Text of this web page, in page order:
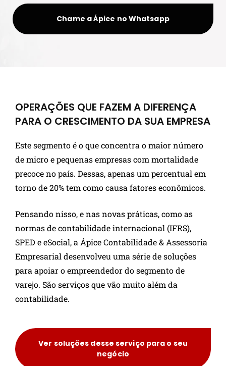
Chame a Ápice no Whatsapp
OPERAÇÕES QUE FAZEM A DIFERENÇA
PARA O CRESCIMENTO DA SUA EMPRESA
Este segmento é o que concentra o maior número
de micro e pequenas empresas com mortalidade
precoce no país. Dessas, apenas um percentual em
torno de 20% tem como causa fatores econômicos.
Pensando nisso, e nas novas práticas, como as
normas de contabilidade internacional (IFRS),
SPED e eSocial, a Ápice Contabilidade & Assessoria
Empresarial desenvolveu uma série de soluções
para apoiar o empreendedor do segmento de
varejo. São serviços que vão muito além da
contabilidade.
Ver soluções desse serviço para o seu
negócio